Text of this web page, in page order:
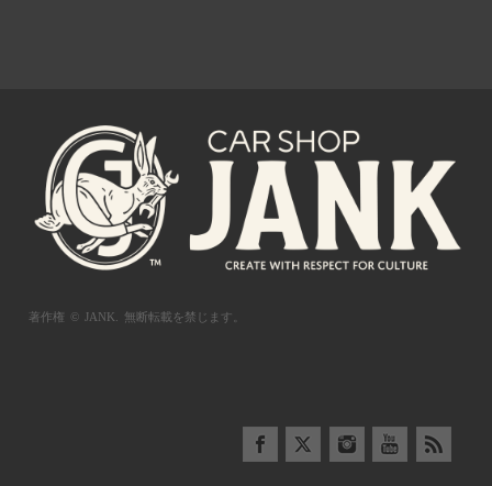
著作権 © JANK. 無断転載を禁じます。